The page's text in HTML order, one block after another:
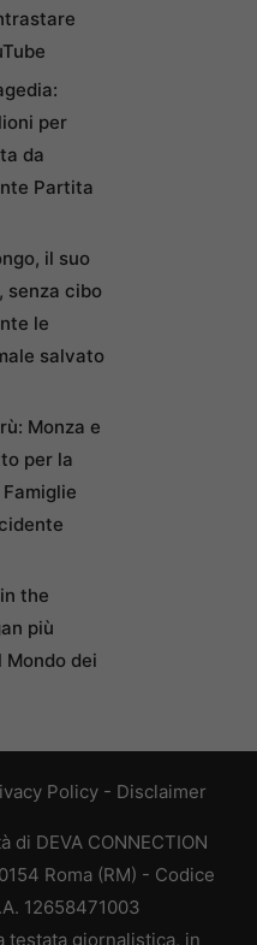
per
da
Partita
il suo
senza cibo
le
salvato
Monza e
per la
the
più
Mondo dei
Policy - Disclaimer
DEVA CONNECTION
Roma (RM) - Codice
12658471003
testata giornalistica, in